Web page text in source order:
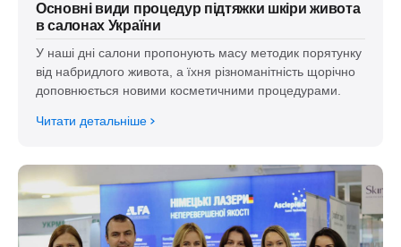
Основні види процедур підтяжки шкіри живота
в салонах України
У наші дні салони пропонують масу методик порятунку
від набридлого живота, а їхня різноманітність щорічно
доповнюється новими косметичними процедурами.
Читати детальніше